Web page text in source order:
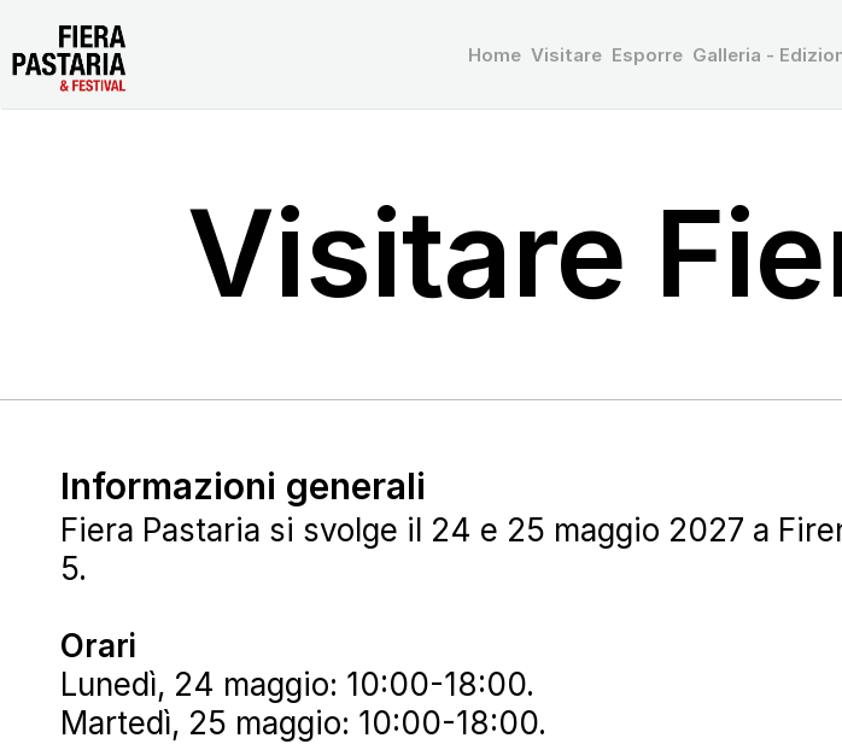
Home Visitare Esporre Galleria -
Visitare
Informazioni generali
Fiera Pastaria si svolge il 24 e 25 maggio 2027 a
5.
Orari
Lunedì, 24 maggio: 10:00-18:00.
Martedì, 25 maggio: 10:00-18:00.